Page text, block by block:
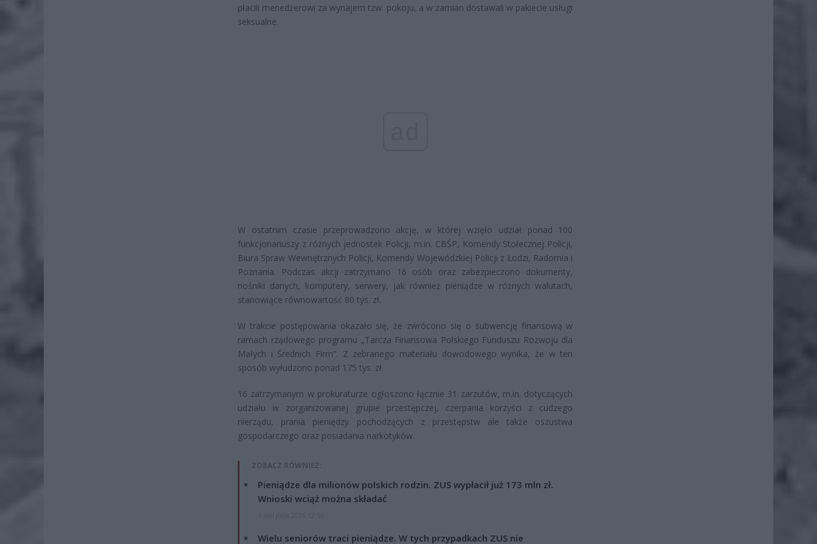
płacili menedżerowi za wynajem tzw. pokoju, a w zamian dostawali w pakiecie usługi
seksualne.
W ostatnim czasie przeprowadzono akcję, w której wzięło udział ponad 100
funkcjonariuszy z różnych jednostek Policji, m.in. CBŚP, Komendy Stołecznej Policji,
Biura Spraw Wewnętrznych Policji, Komendy Wojewódzkiej Policji z Łodzi, Radomia i
Poznania. Podczas akcji zatrzymano 16 osób oraz zabezpieczono dokumenty,
nośniki danych, komputery, serwery, jak również pieniądze w różnych walutach,
stanowiące równowartość 80 tys. zł.
W trakcie postępowania okazało się, że zwrócono się o subwencję finansową w
ramach rządowego programu „Tarcza Finansowa Polskiego Funduszu Rozwoju dla
Małych i Średnich Firm”. Z zebranego materiału dowodowego wynika, że w ten
sposób wyłudzono ponad 175 tys. zł.
16 zatrzymanym w prokuraturze ogłoszono łącznie 31 zarzutów, m.in. dotyczących
udziału w zorganizowanej grupie przestępczej, czerpania korzyści z cudzego
nierządu, prania pieniędzy pochodzących z przestępstw ale także oszustwa
gospodarczego oraz posiadania narkotyków.
ZOBACZ RÓWNIEŻ:
Pieniądze dla milionów polskich rodzin. ZUS wypłacił już 173 mln zł.
Wnioski wciąż można składać
Wielu seniorów traci pieniądze. W tych przypadkach ZUS nie